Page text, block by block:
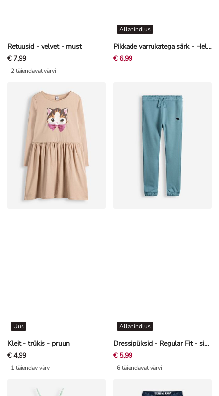
Retuusid - velvet - must
€ 7,99
+2 täiendavat värvi
Pikkade varrukatega särk - Hello Kitty - valge
Allahindlus
€ 6,99
Kleit - trükis - pruun
Uus
€ 4,99
+1 täiendav värv
Dressipüksid - Regular Fit - sinine
Allahindlus
€ 5,99
+6 täiendavat värvi